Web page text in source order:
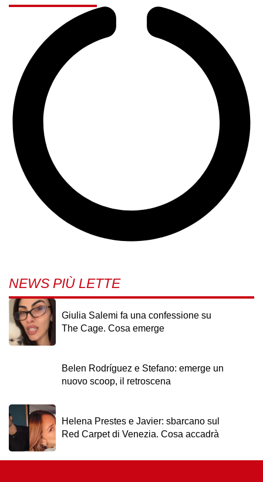
NEWS PIÙ LETTE
Giulia Salemi fa una confessione su
The Cage. Cosa emerge
Belen Rodríguez e Stefano: emerge un
nuovo scoop, il retroscena
Helena Prestes e Javier: sbarcano sul
Red Carpet di Venezia. Cosa accadrà